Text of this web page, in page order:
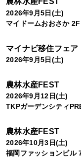
2026年9月5日(土)
マイドームおおさか
マイナビ移住フェア
2026年9月5日(土)
農林水産FEST
2026年9月12日(土)
TKPガーデンシティ
農林水産FEST
2026年10月3日(土)
福岡ファッションビル